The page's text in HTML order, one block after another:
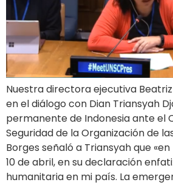
Nuestra directora ejecutiva
en el diálogo con Dian Triansyah
permanente de Indonesia ante el
Seguridad de la Organización de
Borges señaló a Triansyah que
10 de abril, en su declaración
humanitaria en mi país. La